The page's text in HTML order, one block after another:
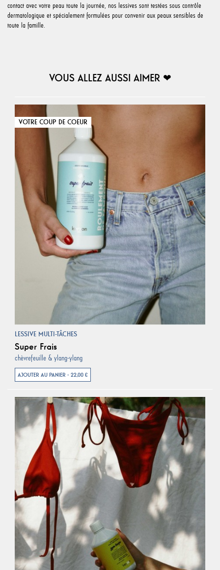
contact avec votre peau toute la journée, nos lessives sont testées sous contrôle
dermatologique et spécialement formulées pour convenir aux peaux sensibles de
toute la famille.
VOUS ALLEZ AUSSI AIMER ❤︎
VOTRE COUP DE COEUR
LESSIVE MULTI-TÂCHES
Super Frais
chèvrefeuille & ylang-ylang
AJOUTER AU PANIER - 22,00 €